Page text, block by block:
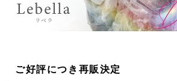
ご好評につき再販決定